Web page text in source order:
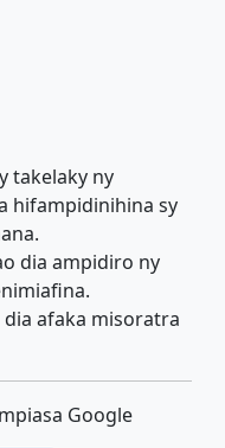
takelaky ny
hifampidinihina sy
dia ampidiro ny
afaka misoratra
Google